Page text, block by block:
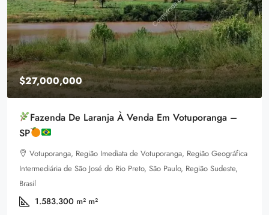
$27,000,000
Fazenda De Laranja À Venda Em Votuporanga –
SP
Votuporanga, Região Imediata de Votuporanga, Região Geográfica
Intermediária de São José do Rio Preto, São Paulo, Região Sudeste,
Brasil
1.583.300 m² m²